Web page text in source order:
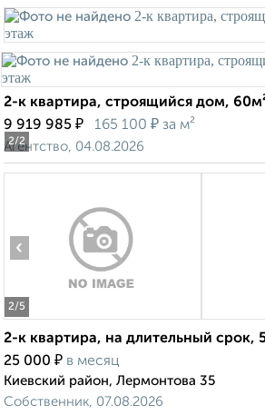
2/2
2-к квартира, строящийся дом,
9 919 985 ₽ 165 100 ₽ за м²
Агентство, 04.08.2026
2/5
‹
2-к квартира, на длительный срок,
25 000 ₽ в месяц
Киевский район, Лермонтова 35
Собственник, 07.08.2026